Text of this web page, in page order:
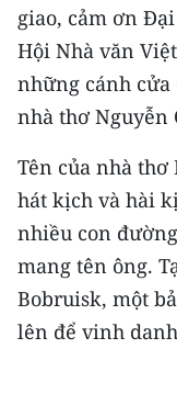
giao, cảm ơn
Hội Nhà văn
những cánh cửa
nhà thơ Nguyễn
Tên của nhà thơ
hát kịch và hài
nhiều con
mang tên ông.
Bobruisk, một
lên để vinh